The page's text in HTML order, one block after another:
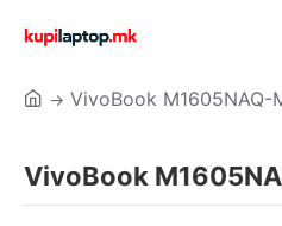
VivoBook M1605NAQ-
VivoBook